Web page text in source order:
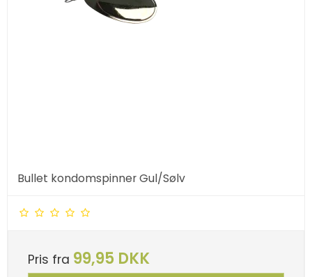
Bullet kondomspinner Gul/Sølv
Pris fra 99,95 DKK